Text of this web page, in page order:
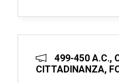
499-450 A.C.,
CITTADINANZA,